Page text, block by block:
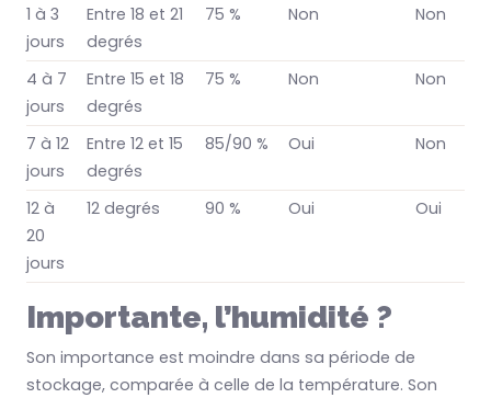
1 à 3
jours
Entre 18 et 21
degrés
75 % Non Non
4 à 7
jours
Entre 15 et 18
degrés
75 % Non Non
7 à 12
jours
Entre 12 et 15
degrés
85/90 % Oui Non
12 à
20
jours
12 degrés 90 % Oui Oui
Importante, l’humidité ?
Son importance est moindre dans sa période de
stockage, comparée à celle de la température. Son